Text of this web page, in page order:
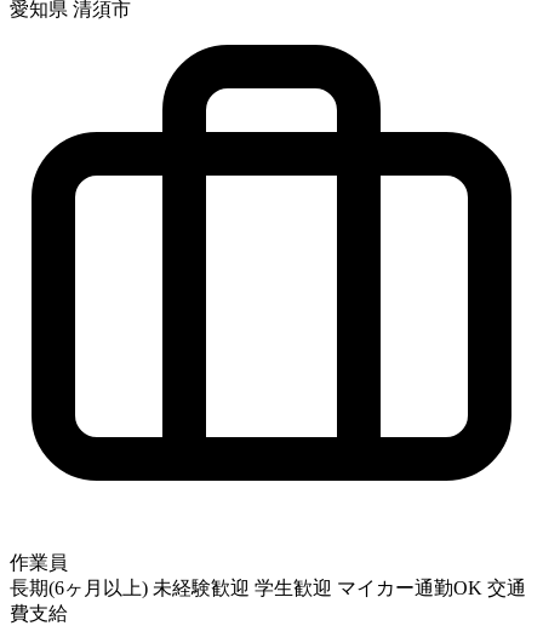
愛知県 清須市
作業員
長期(6ヶ月以上) 未経験歓迎 学生歓迎 マイカー通勤OK 交通
費支給